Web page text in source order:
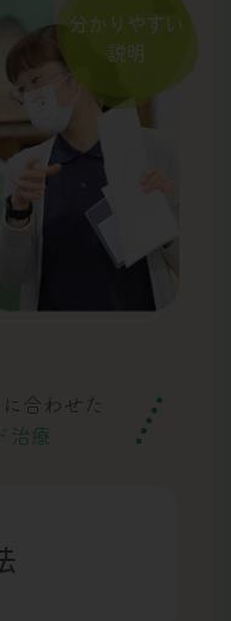
分かりやすい
説明
合わせた
治療